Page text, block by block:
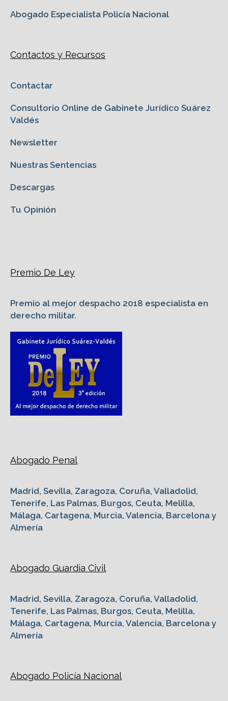
Abogado Especialista Policía Nacional
Contactos y Recursos
Contactar
Consultorio Online de Gabinete Jurídico Suárez
Valdés
Newsletter
Nuestras Sentencias
Descargas
Tu Opinión
Premio De Ley
Premio al mejor despacho 2018 especialista en
derecho militar.
Abogado Penal
Madrid, Sevilla, Zaragoza, Coruña, Valladolid,
Tenerife, Las Palmas, Burgos, Ceuta, Melilla,
Málaga, Cartagena, Murcia, Valencia, Barcelona y
Almería
Abogado Guardia Civil
Madrid, Sevilla, Zaragoza, Coruña, Valladolid,
Tenerife, Las Palmas, Burgos, Ceuta, Melilla,
Málaga, Cartagena, Murcia, Valencia, Barcelona y
Almería
Abogado Policía Nacional